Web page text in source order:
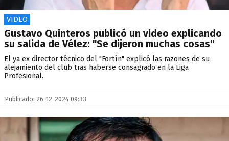
VIDEO
Gustavo Quinteros publicó un video explicando
su salida de Vélez: "Se dijeron muchas cosas"
El ya ex director técnico del "Fortín" explicó las razones de su
alejamiento del club tras haberse consagrado en la Liga
Profesional.
Publicado: 26-12-2024 09:33